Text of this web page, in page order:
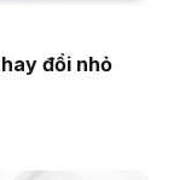
đổi nhỏ